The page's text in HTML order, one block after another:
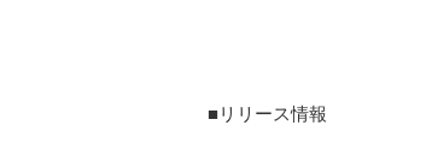
■リリース情報